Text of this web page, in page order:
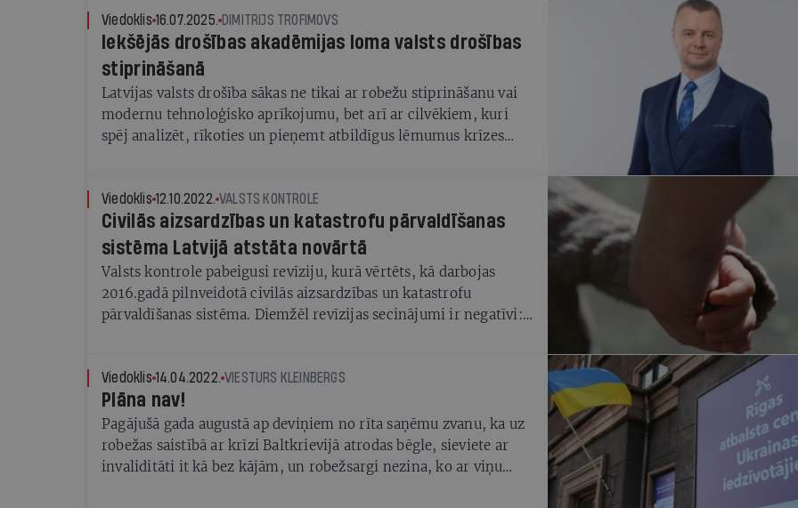
Viedoklis 16.07.2025. DIMITRIJS TROFIMOVS
Iekšējās drošības akadēmijas loma valsts drošības
stiprināšanā
Latvijas valsts drošība sākas ne tikai ar robežu stiprināšanu vai
modernu tehnoloģisko aprīkojumu, bet arī ar cilvēkiem, kuri
spēj analizēt, rīkoties un pieņemt atbildīgus lēmumus krīzes
Viedoklis 12.10.2022. VALSTS KONTROLE
Civilās aizsardzības un katastrofu pārvaldīšanas
sistēma Latvijā atstāta novārtā
Valsts kontrole pabeigusi revīziju, kurā vērtēts, kā darbojas
2016.gadā pilnveidotā civilās aizsardzības un katastrofu
pārvaldīšanas sistēma. Diemžēl revīzijas secinājumi ir negatīvi:
priekšnoteikumi efektīvai katastrofu pārvaldīšanai un krīžu
vadībai – visā sistēmā ir nepieciešami un iespējami uzlabojumi,
lai labāk sagatavotos krīzēm, pēc iespējas tās novērstu un
efektīvi pārvarētu, mazinot katastrofu negatīvo ietekmi gan uz
cilvēku veselību un dzīvību, gan ekonomiku.
Viedoklis 14.04.2022. VIESTURS KLEINBERGS
Plāna nav!
Pagājušā gada augustā ap deviņiem no rīta saņēmu zvanu, ka uz
robežas saistībā ar krīzi Baltkrievijā atrodas bēgle, sieviete ar
invaliditāti it kā bez kājām, un robežsargi nezina, ko ar viņu